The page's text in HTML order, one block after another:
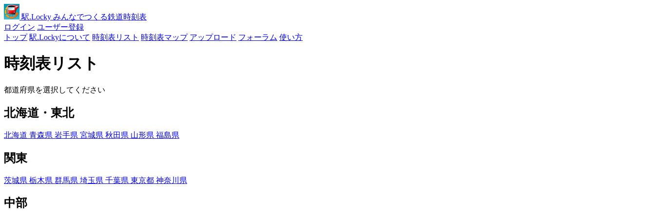
駅.Locky みんなでつくる鉄道時刻表
ログイン ユーザー登録
トップ 駅.Lockyについて 時刻表リスト 時刻表マップ アップロード フォーラム 使い方
時刻表リスト
都道府県を選択してください
北海道・東北
北海道 青森県 岩手県 宮城県 秋田県 山形県 福島県
関東
茨城県 栃木県 群馬県 埼玉県 千葉県 東京都 神奈川県
中部